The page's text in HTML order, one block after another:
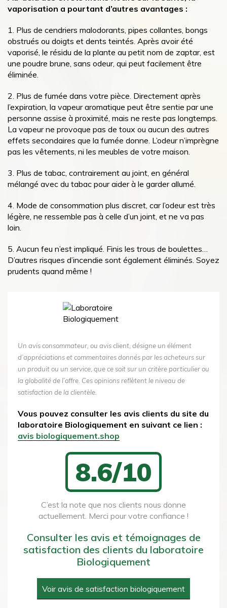
vaporisation a pourtant d’autres avantages :
1. Plus de cendriers malodorants, pipes collantes, bongs
obstrués ou doigts et dents teintés. Après avoir été
vaporisé, le résidu de la plante au petit nom de zaptar, est
une poudre brune, sans odeur, qui peut facilement être
éliminée.
2. Plus de fumée dans votre pièce. Directement après
l’expiration, la vapeur aromatique peut être sentie par une
personne assise à proximité, mais ne reste pas longtemps.
La vapeur ne provoque pas de toux ou aucun des autres
effets secondaires que la fumée donne. L’odeur n’imprègne
pas les vêtements, ni les meubles de votre maison.
3. Plus de tabac, contrairement au joint, en général
mélangé avec du tabac pour aider à le garder allumé.
4. Mode de consommation plus discret, car l’odeur est très
légère, ne ressemble pas à celle d’un joint, et ne va pas
loin.
5. Aucun feu n’est impliqué. Finis les trous de boulettes…
D’autres risques d’incendie sont également éliminés. Soyez
prudents quand même !
Un avis consommateur, ou avis client, désigne un élément
d’appréciations et commentaires donnés par les acheteurs sur
un produit ou un service, que ce soit sur un critère particulier ou
la globalité de l’offre. Ces opinions reflètent le niveau de
satisfaction de la clientèle.
Vous pouvez consulter les avis clients du site du
laboratoire Biologiquement en suivant ce lien :
avis biologiquement.shop
8.6/10
C’est la note que nos clients nous donne
actuellement. Merci pour votre confiance !
Consulter les avis et témoignages de
satisfaction des clients du laboratoire
Biologiquement
Voir avis de satisfaction biologiquement